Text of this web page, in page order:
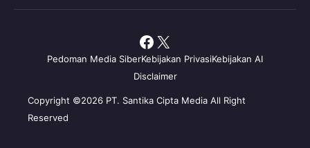
Copyright ©2026 PT. Santika Cipta Media All Right
Reserved
Pedoman Media SiberKebijakan PrivasiKebijakan AI
Disclaimer
Facebook
X